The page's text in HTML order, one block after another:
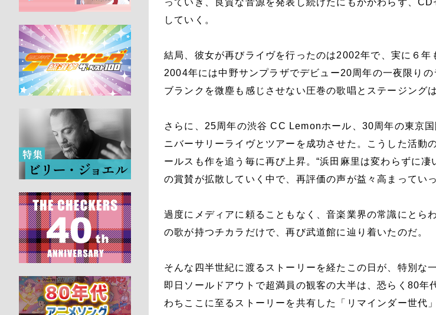
っていき、良質な音源を発表し続けたにもかかわらず、
していく。
結局、彼女が再びライヴを行ったのは2002年で、実に６年
2004年には中野サンプラザでデビュー20周年の一夜限り
ブランクを微塵も感じさせない圧巻の歌唱とステージング
さらに、25周年の渋谷 CC Lemonホール、30周年の東京
ニバーサリーライヴとツアーを成功させた。こうした活動
ールスも作を追う毎に再び上昇。“浜田麻里は変わらずに凄
の賞賛が拡散していく中で、再評価の声が益々高まっていっ
過度にメディアに頼ることもなく、音楽業界の常識にとら
の歌が持つチカラだけで、再び武道館に辿り着いたのだ。
そんな四半世紀に渡るストーリーを経たこの日が、特別な
即日ソールドアウトで超満員の観客の大半は、恐らく80年
わちここに至るストーリーを共有した「リマインダー世代